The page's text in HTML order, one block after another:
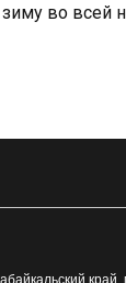
во всей
край,